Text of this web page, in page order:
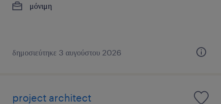
μόνιμη
δημοσιεύτηκε 3 αυγούστου 2026
project architect